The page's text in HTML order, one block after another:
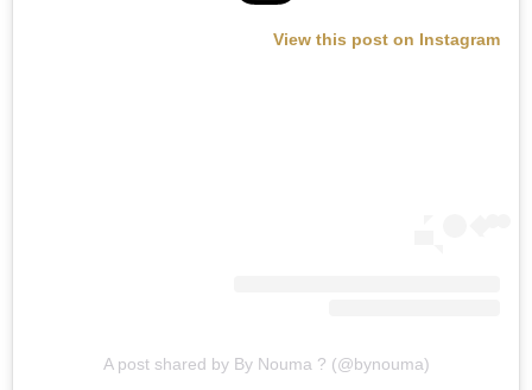
View this post on Instagram
A post shared by By Nouma ? (@bynouma)